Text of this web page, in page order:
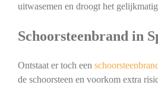
uitwasemen en droogt het
Schoorsteenbrand in
Ontstaat er toch een
de schoorsteen en voorkom extra